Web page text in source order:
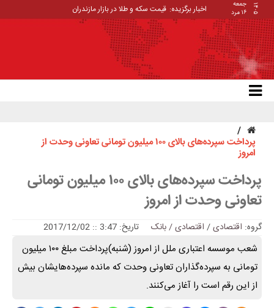
۱۴۰۵
جمعه
۱۶ مرد
اخبار برگزیده: قیمت سکه و طلا در بازار مازندران
پرداخت سپرده‌های بالای ۱۰۰ میلیون تومانی تعاونی وحدت از
امروز
پرداخت سپرده‌های بالای ۱۰۰ میلیون تومانی
تعاونی وحدت از امروز
گروه: اقتصادی/ اقتصادی / بانک تاریخ: 3:47 :: 2017/12/02
شعب موسسه اعتباری ملل از امروز (شنبه)پرداخت مبلغ ۱۰۰ میلیون
تومانی به سپرده‌گذاران تعاونی وحدت که مانده سپرده‌هایشان بیش
از این رقم است را آغاز می‌کنند.